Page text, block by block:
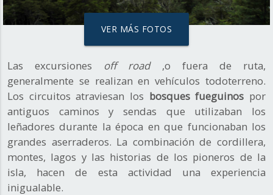
VER MÁS FOTOS
Las excursiones off road,o fuera de ruta,
generalmente se realizan en vehículos todoterreno.
Los circuitos atraviesan los bosques fueguinos por
antiguos caminos y sendas que utilizaban los
leñadores durante la época en que funcionaban los
grandes aserraderos. La combinación de cordillera,
montes, lagos y las historias de los pioneros de la
isla, hacen de esta actividad una experiencia
inigualable.